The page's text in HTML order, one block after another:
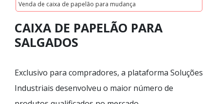
Venda de caixa de papelão para mudança
CAIXA DE PAPELÃO PARA
SALGADOS
Exclusivo para compradores, a plataforma Soluções
Industriais desenvolveu o maior número de